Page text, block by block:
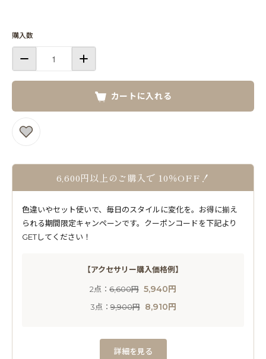
購入数
カートに入れる
6,600円以上のご購入で 10％OFF！
色違いやセット使いで、毎日のスタイルに変化を。お得に揃え
られる期間限定キャンペーンです。クーポンコードを下記より
GETしてください！
【アクセサリー購入価格例】
2点： 6,600円 5,940円
3点：9,900円 8,910円
詳細を見る